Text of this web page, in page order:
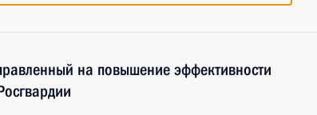
на повышение эффективности